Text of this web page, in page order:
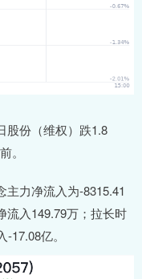
股份（维权）跌1.8
。
主力净流入为-8315.41
流入149.79万；拉长时
17.08亿。